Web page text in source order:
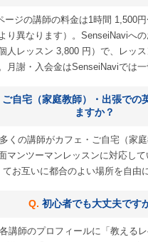
ージの講師の料金は1時間 1,500
り異なります）。SenseiNaviへ
人レッスン 3,800 円）で、レッ
月謝・入会金はSenseiNaviでは一
自宅（家庭教師）・出張での
ますか？
くの講師がカフェ・ご自宅（家
マンツーマンレッスンに対応し
てお互いに都合のよい場所を自由
初心者でも大丈夫です
講師のプロフィールに「教える